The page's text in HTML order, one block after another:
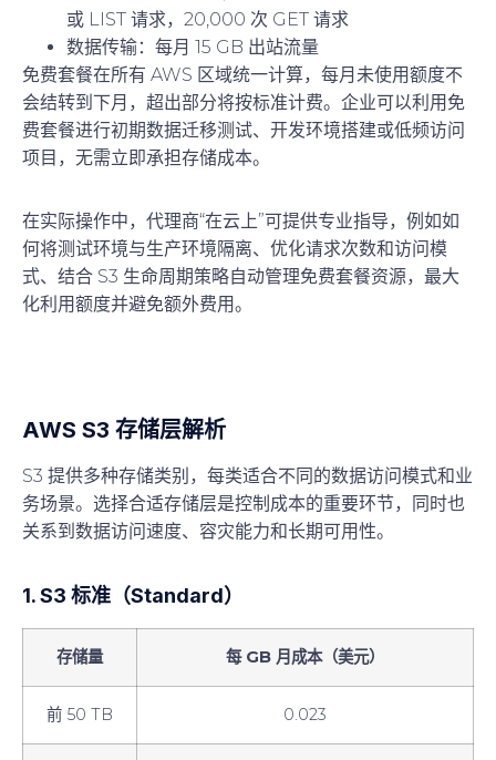
或 LIST 请求，20,000 次 GET 请求
数据传输：每月 15 GB 出站流量
免费套餐在所有 AWS 区域统一计算，每月未使用额度不
会结转到下月，超出部分将按标准计费。企业可以利用免
费套餐进行初期数据迁移测试、开发环境搭建或低频访问
项目，无需立即承担存储成本。
在实际操作中，代理商“在云上”可提供专业指导，例如如
何将测试环境与生产环境隔离、优化请求次数和访问模
式、结合 S3 生命周期策略自动管理免费套餐资源，最大
化利用额度并避免额外费用。
AWS S3 存储层解析
S3 提供多种存储类别，每类适合不同的数据访问模式和业
务场景。选择合适存储层是控制成本的重要环节，同时也
关系到数据访问速度、容灾能力和长期可用性。
1. S3 标准（Standard）
存储量 每 GB 月成本（美元）
前 50 TB 0.023